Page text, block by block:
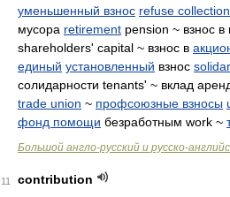
уменьшенный взнос refuse collection
мусора retirement pension ~ взнос
shareholders' capital ~ взнос в
единый установленный взнос
солидарности tenants' ~ вклад
trade union ~ профсоюзные взносы
фонд помощи безработным work ~
Большой англо-русский и русско-
11
contribution